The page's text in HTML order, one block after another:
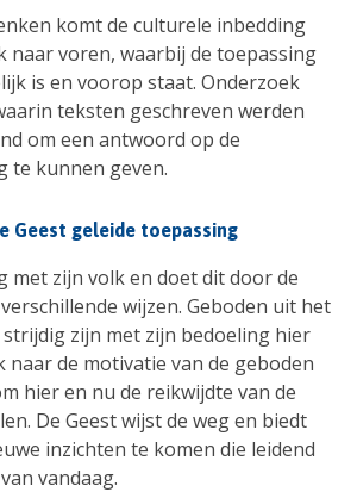
komt de culturele inbedding
naar voren, waarbij de toepassing
is en voorop staat. Onderzoek
teksten geschreven werden
om een antwoord op de
te kunnen geven.
Geest geleide toepassing
met zijn volk en doet dit door de
wijzen. Geboden uit het
zijn met zijn bedoeling hier
naar de motivatie van de geboden
hier en nu de reikwijdte van de
De Geest wijst de weg en biedt
inzichten te komen die leidend
vandaag.